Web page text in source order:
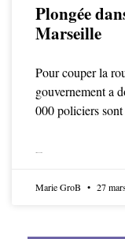
Plongée
Marseille
Pour couper la
gouvernement a
000 policiers sont
Marie GroB 27